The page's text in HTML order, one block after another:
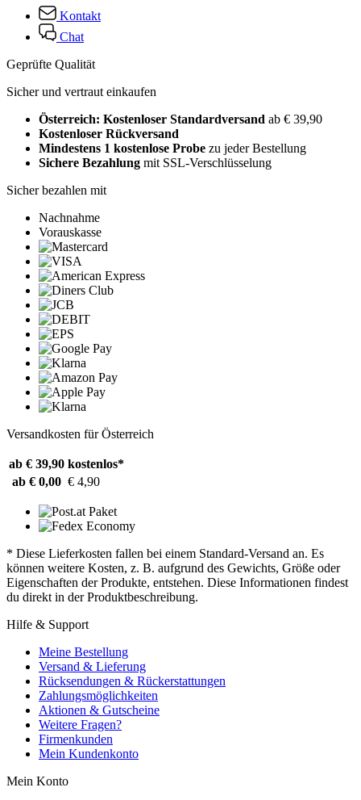
Kontakt
Chat
Geprüfte Qualität
Sicher und vertraut einkaufen
Österreich: Kostenloser Standardversand ab € 39,90
Kostenloser Rückversand
Mindestens 1 kostenlose Probe zu jeder Bestellung
Sichere Bezahlung mit SSL-Verschlüsselung
Sicher bezahlen mit
Nachnahme
Vorauskasse
Versandkosten für Österreich
ab € 39,90 kostenlos*
ab € 0,00 € 4,90
* Diese Lieferkosten fallen bei einem Standard-Versand an. Es
können weitere Kosten, z. B. aufgrund des Gewichts, Größe oder
Eigenschaften der Produkte, entstehen. Diese Informationen findest
du direkt in der Produktbeschreibung.
Hilfe & Support
Meine Bestellung
Versand & Lieferung
Rücksendungen & Rückerstattungen
Zahlungsmöglichkeiten
Aktionen & Gutscheine
Weitere Fragen?
Firmenkunden
Mein Kundenkonto
Mein Konto